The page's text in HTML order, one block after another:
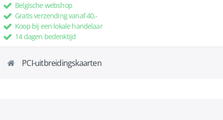
Belgische webshop
Gratis verzending vanaf 40,-
Koop bij een lokale handelaar
14 dagen bedenktijd
PCI-uitbreidingskaarten